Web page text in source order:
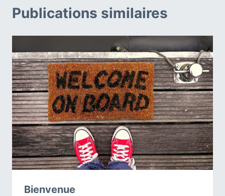
Publications similaires
Bienvenue